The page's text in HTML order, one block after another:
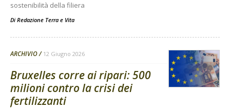
sostenibilità della filiera
Di Redazione Terra e Vita
ARCHIVIO 12 Giugno 2026
Bruxelles corre ai ripari: 500
milioni contro la crisi dei
fertilizzanti